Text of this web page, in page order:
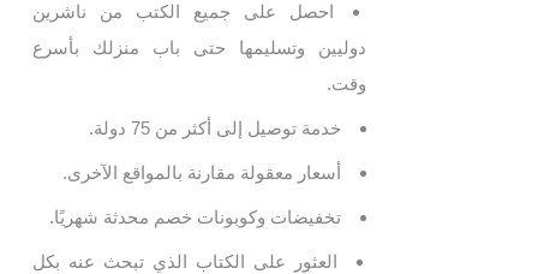
احصل على جميع الكتب من ناشرين
دوليين وتسليمها حتى باب منزلك بأسرع
وقت.
خدمة توصيل إلى أكثر من 75 دولة.
أسعار معقولة مقارنة بالمواقع الآخرى.
تخفيضات وكوبونات خصم محدثة شهريًا.
العثور على الكتاب الذي تبحث عنه بكل